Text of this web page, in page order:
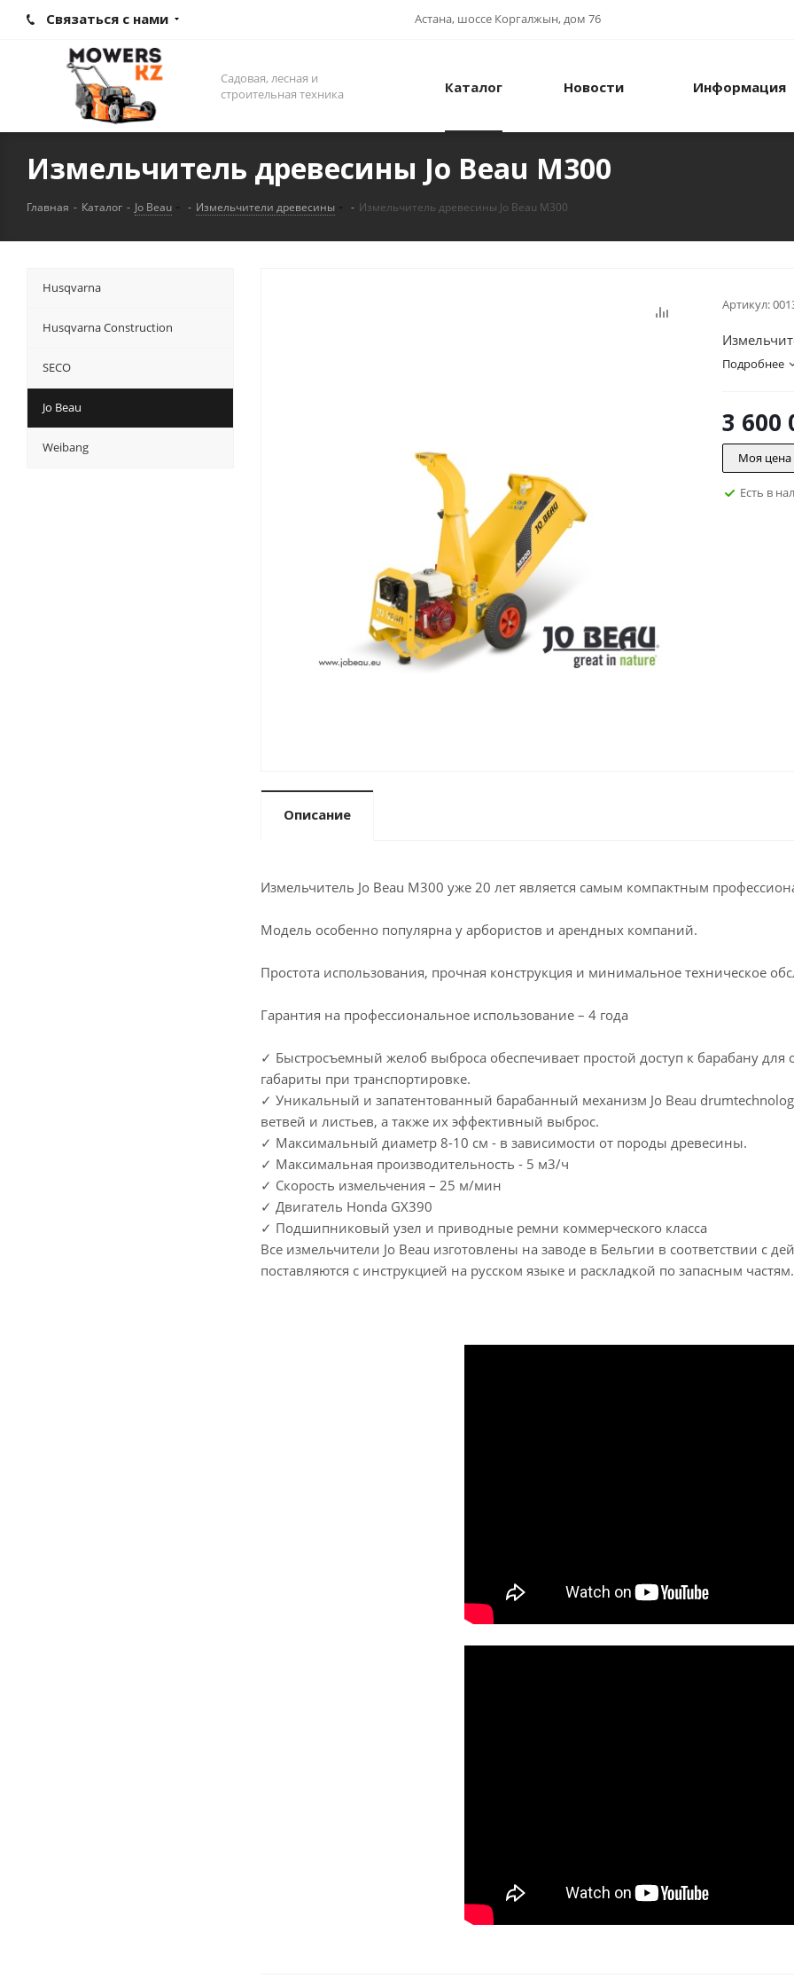
Связаться с нами Астана, шоссе Коргалжын, дом 76
Садовая, лесная и
строительная техника
Каталог Новости Информация
Измельчитель древесины Jo Beau M300
Главная - Каталог - Jo Beau - Измельчители древесины - Измельчитель древесины Jo Beau M300
Артикул:
Подробнее
3 600
Моя цена
Есть в
Описание
Измельчитель Jo Beau M300 уже 20 лет является самым компактным
Модель особенно популярна у арбористов и арендных компаний.
Простота использования, прочная конструкция и минимальное техническое
Гарантия на профессиональное использование – 4 года
✓ Быстросъемный желоб выброса обеспечивает простой доступ к барабану
габариты при транспортировке.
✓ Уникальный и запатентованный барабанный механизм Jo Beau
ветвей и листьев, а также их эффективный выброс.
✓ Максимальный диаметр 8-10 см - в зависимости от породы древесины.
✓ Максимальная производительность - 5 м3/ч
✓ Скорость измельчения – 25 м/мин
✓ Двигатель Honda GX390
✓ Подшипниковый узел и приводные ремни коммерческого класса
Все измельчители Jo Beau изготовлены на заводе в Бельгии в соответствии
поставляются с инструкцией на русском языке и раскладкой по запасным частям.
Husqvarna
Husqvarna Construction
SECO
Jo Beau
Weibang